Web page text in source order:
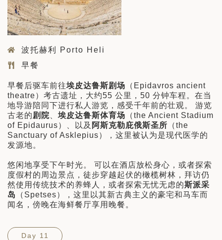
波托赫利 Porto Heli
早餐
早餐后驱车前往埃皮达鲁斯剧场 （Epidavros ancient
theatre）考古遗址，大约55 公里，50 分钟车程。在当
地导游陪同下进行私人游览，感受千年前的壮观。 游览
古老的剧院 埃皮达鲁斯体育场 （the Ancient Stadium
of Epidaurus）、以及 阿斯克勒庇俄斯圣所 （the
Sanctuary of Asklepius），这里被认为是现代医学的
发源地。
悠闲地享受下午时光。 可以在酒店放松身心，或者探索
度假村的周边景点，徒步穿越起伏的橄榄树林，拜访仍
然使用传统技术的养蜂人，或者探索无忧无虑的斯派采
岛
（Spetses），这里以其新古典主义的豪宅和马车而
闻名，傍晚在海鲜餐厅享用晚餐。
Day 11